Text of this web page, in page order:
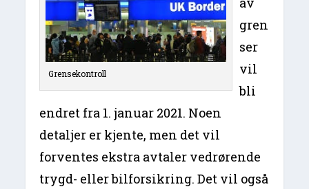
Grensekontroll
gren
ser
vil
bli
endret fra 1. januar 2021. Noen
detaljer er kjente, men det vil
forventes ekstra avtaler vedrørende
trygd- eller bilforsikring. Det vil også